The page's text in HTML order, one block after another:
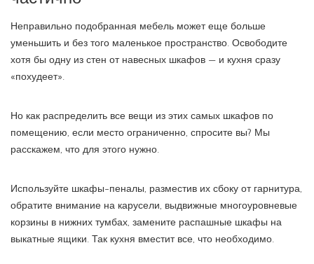
Неправильно подобранная мебель может еще больше
уменьшить и без того маленькое пространство. Освободите
хотя бы одну из стен от навесных шкафов — и кухня сразу
«похудеет».
Но как распределить все вещи из этих самых шкафов по
помещению, если место ограниченно, спросите вы? Мы
расскажем, что для этого нужно.
Используйте шкафы-пеналы, разместив их сбоку от гарнитура,
обратите внимание на карусели, выдвижные многоуровневые
корзины в нижних тумбах, замените распашные шкафы на
выкатные ящики. Так кухня вместит все, что необходимо.